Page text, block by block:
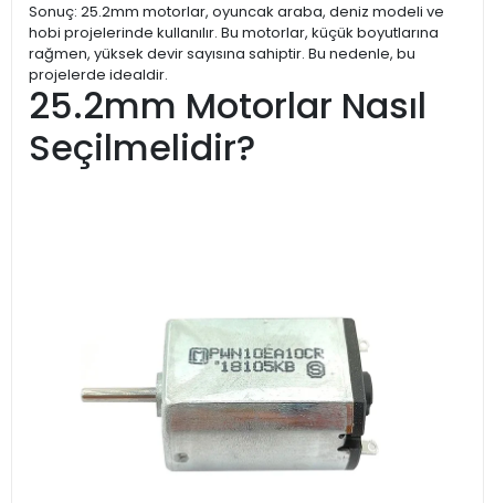
Sonuç: 25.2mm motorlar, oyuncak araba, deniz modeli ve
hobi projelerinde kullanılır. Bu motorlar, küçük boyutlarına
rağmen, yüksek devir sayısına sahiptir. Bu nedenle, bu
projelerde idealdir.
25.2mm Motorlar Nasıl
Seçilmelidir?